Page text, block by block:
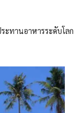
ะทานอาหารระดับโลก